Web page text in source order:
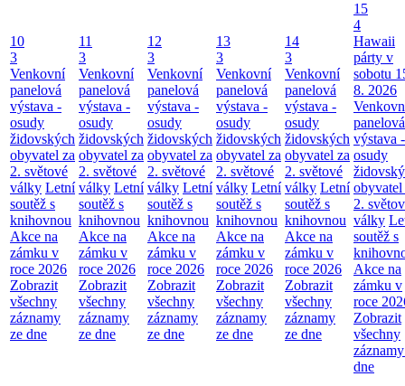
10
3
Venkovní
panelová
výstava -
osudy
židovských
obyvatel za
2. světové
války Letní
soutěž s
knihovnou
Akce na
zámku v
roce 2026
Zobrazit
všechny
záznamy
ze dne
11
3
Venkovní
panelová
výstava -
osudy
židovských
obyvatel za
2. světové
války Letní
soutěž s
knihovnou
Akce na
zámku v
roce 2026
Zobrazit
všechny
záznamy
ze dne
12
3
Venkovní
panelová
výstava -
osudy
židovských
obyvatel za
2. světové
války Letní
soutěž s
knihovnou
Akce na
zámku v
roce 2026
Zobrazit
všechny
záznamy
ze dne
13
3
Venkovní
panelová
výstava -
osudy
židovských
obyvatel za
2. světové
války Letní
soutěž s
knihovnou
Akce na
zámku v
roce 2026
Zobrazit
všechny
záznamy
ze dne
14
3
Venkovní
panelová
výstava -
osudy
židovských
obyvatel za
2. světové
války Letní
soutěž s
knihovnou
Akce na
zámku v
roce 2026
Zobrazit
všechny
záznamy
ze dne
15
4
Hawaii
párty v
sobotu
8. 2026
panelová
výstava -
osudy
obyvatel
2.
války
soutěž s
Akce na
zámku v
roce
Zobrazit
všechny
dne